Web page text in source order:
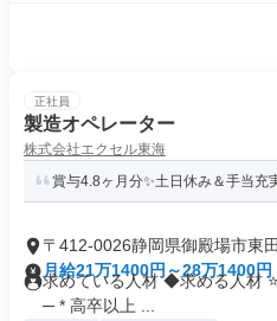
正社員
製造オペレーター
株式会社エクセル東海
賞与4.8ヶ月分✨土日休み＆手当充
〒412-0026静岡県御殿場市東
月給21万1400円～28万1400円
求めている人材 ◆求める人
─ * 高卒以上 ...